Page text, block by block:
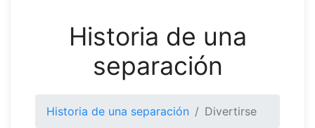
Historia de una
separación
Historia de una separación Divertirse